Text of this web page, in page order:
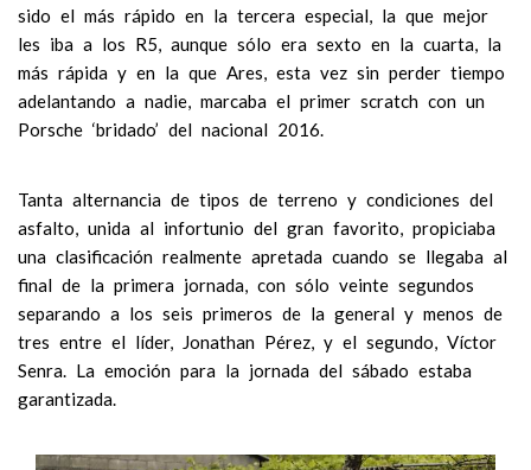
sido el más rápido en la tercera especial, la que mejor
les iba a los R5, aunque sólo era sexto en la cuarta, la
más rápida y en la que Ares, esta vez sin perder tiempo
adelantando a nadie, marcaba el primer scratch con un
Porsche ‘bridado’ del nacional 2016.
Tanta alternancia de tipos de terreno y condiciones del
asfalto, unida al infortunio del gran favorito, propiciaba
una clasificación realmente apretada cuando se llegaba al
final de la primera jornada, con sólo veinte segundos
separando a los seis primeros de la general y menos de
tres entre el líder, Jonathan Pérez, y el segundo, Víctor
Senra. La emoción para la jornada del sábado estaba
garantizada.